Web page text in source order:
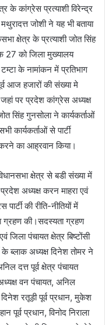
के कांग्रेस प्रत्याशी विरेन्द्र
जोशी ने यह भी बताया
क्षेत्र के प्रत्याशी जोत सिंह
27 को जिला मुख्यालय
के नामांकन में प्रतिभाग
आज हजारों की संख्या मे
पर प्रदेश कांग्रेस अध्यक्ष
सिंह गुनसोला ने कार्यकर्ताओं
कार्यकर्ताओं से पार्टी
का आह्रवान किया।
क्षेत्र से बडी संख्या में
प्रदेश अध्यक्ष करन माहरा एवं
की रीति-नीतियों में
ग्रहण की।सदस्यता ग्रहण
पंचायत क्षेत्र बिष्टोंसी
ब्लाक अध्यक्ष दिनेश तोमर ने
दत्त पूर्व क्षेत्र पंचायत
वन पंचायत, अनिल
रतूड़ी पूर्व प्रधान, मुकेश
पूर्व प्रधान, विनोद निराला